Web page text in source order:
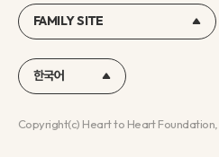
Copyright(c) Heart to Heart Foundation,
FAMILY SITE
한국어